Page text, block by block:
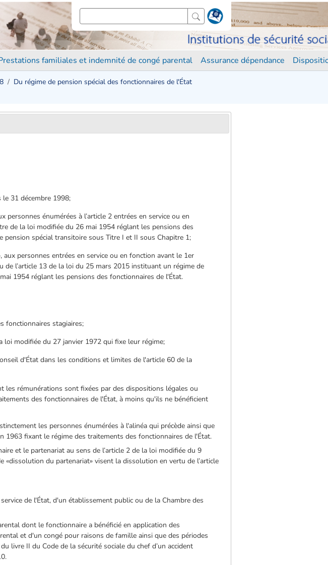
familiales et indemnité de congé parental Assurance dépendance
Du régime de pension spécial des fonctionnaires de l'État
le 31 décembre 1998;
personnes énumérées à l’article 2 entrées en service ou en
de la loi modifiée du 26 mai 1954 réglant les pensions des
spécial transitoire sous Titre I et II sous Chapitre 1;
aux personnes entrées en service ou en fonction avant le 1er
de l’article 13 de la loi du 25 mars 2015 instituant un régime de
1954 réglant les pensions des fonctionnaires de l'État.
fonctionnaires stagiaires;
modifiée du 27 janvier 1972 qui fixe leur régime;
d'État dans les conditions et limites de l'article 60 de la
rémunérations sont fixées par des dispositions légales ou
des fonctionnaires de l'État, à moins qu'ils ne bénéficient
les personnes énumérées à l'alinéa qui précède ainsi que
fixant le régime des traitements des fonctionnaires de l'État.
et le partenariat au sens de l’article 2 de la loi modifiée du 9
du partenariat» visent la dissolution en vertu de l’article
de l'État, d'un établissement public ou de la Chambre des
dont le fonctionnaire a bénéficié en application des
et d'un congé pour raisons de famille ainsi que des périodes
livre II du Code de la sécurité sociale du chef d’un accident